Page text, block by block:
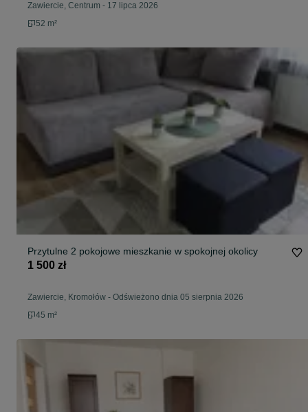
Zawiercie, Centrum - 17 lipca 2026
52 m²
Przytulne 2 pokojowe mieszkanie w spokojnej okolicy
1 500 zł
Zawiercie, Kromołów - Odświeżono dnia 05 sierpnia 2026
45 m²